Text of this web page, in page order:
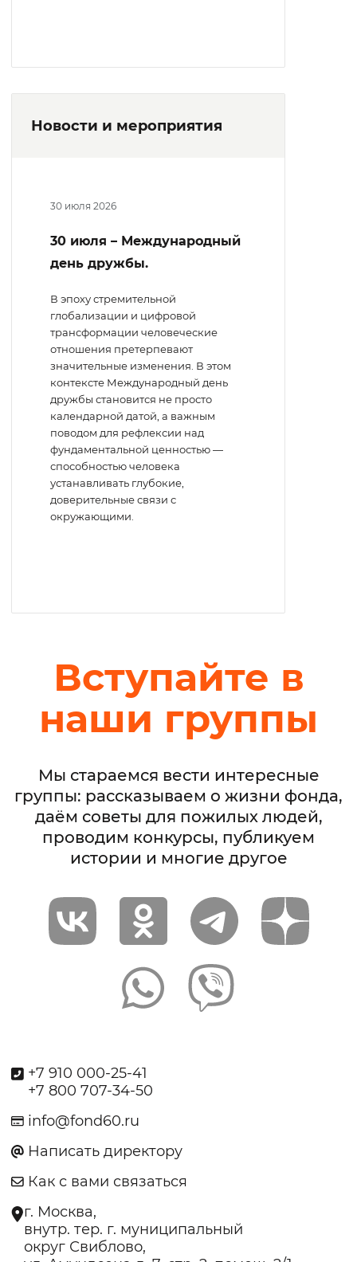
Новости и мероприятия
30 июля 2026
30 июля – Международный
день дружбы.
В эпоху стремительной
глобализации и цифровой
трансформации человеческие
отношения претерпевают
значительные изменения. В этом
контексте Международный день
дружбы становится не просто
календарной датой, а важным
поводом для рефлексии над
фундаментальной ценностью —
способностью человека
устанавливать глубокие,
доверительные связи с
окружающими.
Вступайте в
наши группы
Мы стараемся вести интересные
группы: рассказываем о жизни фонда,
даём советы для пожилых людей,
проводим конкурсы, публикуем
истории и многие другое
+7 910 000-25-41
+7 800 707-34-50
info@fond60.ru
Написать директору
Как с вами связаться
г. Москва,
внутр. тер. г. муниципальный
округ Свиблово,